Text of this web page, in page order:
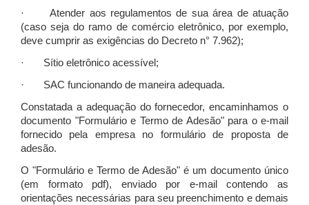
· Atender aos regulamentos de sua área de atuação
(caso seja do ramo de comércio eletrônico, por exemplo,
deve cumprir as exigências do Decreto n° 7.962);
· Sítio eletrônico acessível;
· SAC funcionando de maneira adequada.
Constatada a adequação do fornecedor, encaminhamos o
documento "Formulário e Termo de Adesão" para o e-mail
fornecido pela empresa no formulário de proposta de
adesão.
O "Formulário e Termo de Adesão" é um documento único
(em formato pdf), enviado por e-mail contendo as
orientações necessárias para seu preenchimento e demais